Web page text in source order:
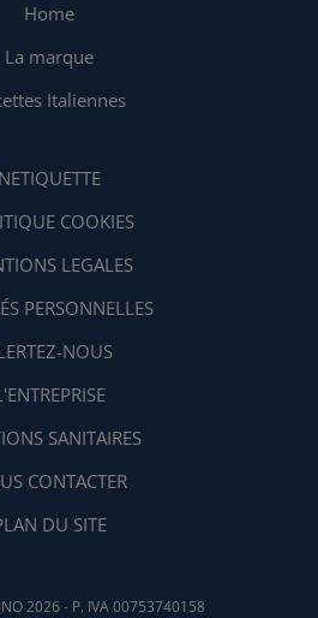
Home
La marque
Italiennes
NETIQUETTE
COOKIES
LEGALES
PERSONNELLES
NOUS
SANITAIRES
CONTACTER
DU SITE
2026 - P. IVA 00753740158